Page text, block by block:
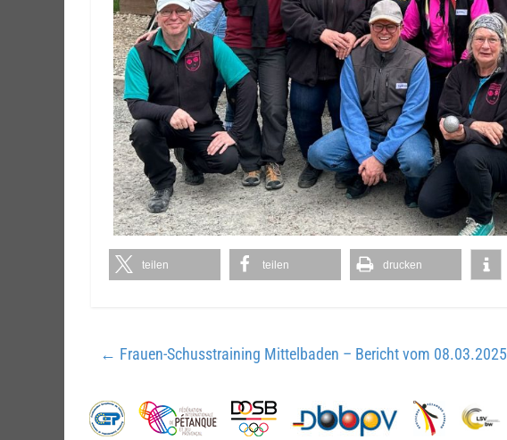
teilen teilen drucken
← Frauen-Schusstraining Mittelbaden – Bericht vom 08.03.2025